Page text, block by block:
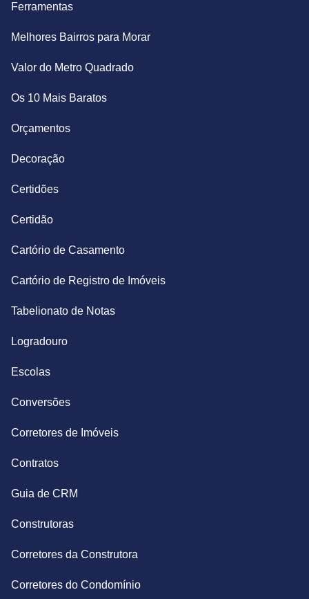
Ferramentas
Melhores Bairros para Morar
Valor do Metro Quadrado
Os 10 Mais Baratos
Orçamentos
Decoração
Certidões
Certidão
Cartório de Casamento
Cartório de Registro de Imóveis
Tabelionato de Notas
Logradouro
Escolas
Conversões
Corretores de Imóveis
Contratos
Guia de CRM
Construtoras
Corretores da Construtora
Corretores do Condomínio